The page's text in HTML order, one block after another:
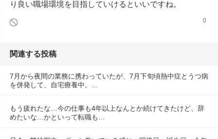
り良い職場環境を目指していけるといいですね。
0
関連する投稿
7月から夜間の業務に携わっていたが、7月下旬頃熱中症とうつ病
を併発して、自宅療養中。…
もう疲れたな…今の仕事も4年以上なんとか続けてきたけど、辞
めたいな…かといって転職も…